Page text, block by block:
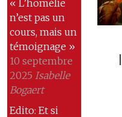
« L’homélie
n’est pas un
cours, mais un
témoignage »
10 septembre
2025 Isabelle
Bogaert
Edito: Et si